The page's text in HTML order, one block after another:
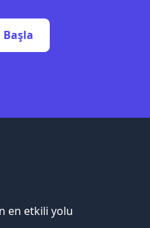
Başla
en etkili yolu